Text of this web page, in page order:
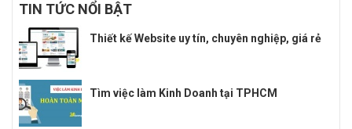
TIN TỨC NỔI BẬT
Thiết kế Website uy tín, chuyên nghiệp, giá rẻ
Tìm việc làm Kinh Doanh tại TPHCM